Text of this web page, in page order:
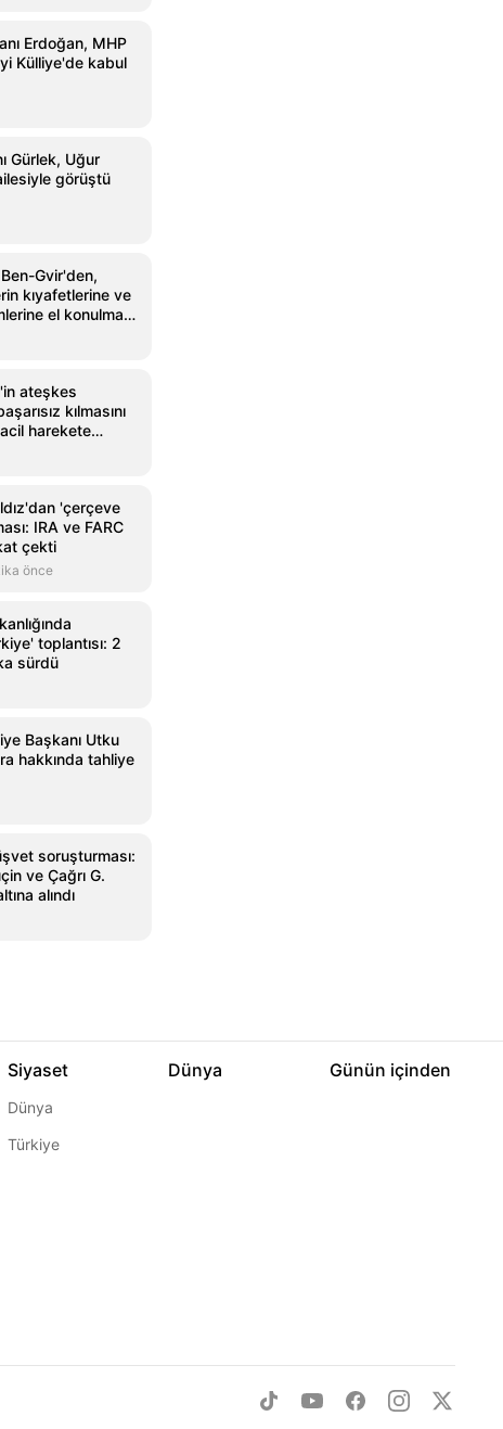
Erdoğan, MHP
Külliye'de kabul
Gürlek, Uğur
görüştü
Gvir'den,
kıyafetlerine ve
el konulması
ateşkes
kılmasını
harekete
'çerçeve
IRA ve FARC
çekti
önce
toplantısı: 2
sürdü
Başkanı Utku
hakkında tahliye
soruşturması:
ve Çağrı G.
alındı
Siyaset
Dünya
Türkiye
Dünya Günün içinden